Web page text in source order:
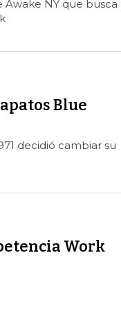
NY que busca
Blue
decidió cambiar su
Work